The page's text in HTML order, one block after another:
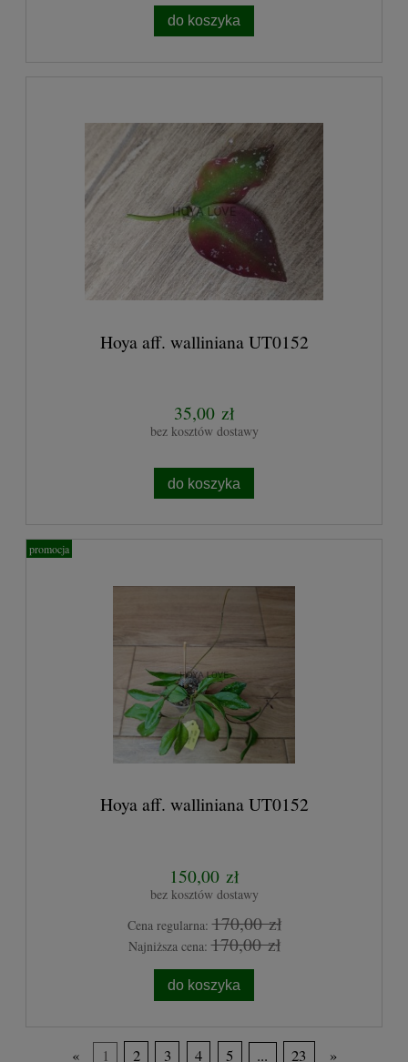
do koszyka
Hoya aff. walliniana UT0152
35,00 zł
bez kosztów dostawy
do koszyka
Hoya aff. walliniana UT0152
150,00 zł
bez kosztów dostawy
Cena regularna:170,00 zł
Najniższa cena:170,00 zł
do koszyka
promocja
« 1 2 3 4 5 ... 23 »